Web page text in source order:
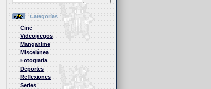
Categorías
Cine
Videojuegos
Manganime
Miscelánea
Fotografía
Deportes
Reflexiones
Series